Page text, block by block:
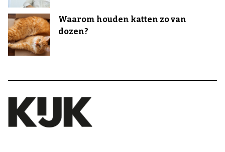
Waarom houden katten zo van
dozen?